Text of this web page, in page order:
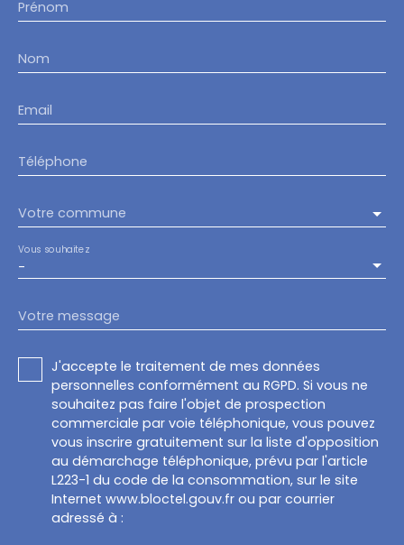
Prénom
Nom
Email
Téléphone
Votre commune
-
Vous souhaitez
Votre message
J'accepte le traitement de mes données
personnelles conformément au RGPD. Si vous ne
souhaitez pas faire l'objet de prospection
commerciale par voie téléphonique, vous pouvez
vous inscrire gratuitement sur la liste d'opposition
au démarchage téléphonique, prévu par l'article
L223-1 du code de la consommation, sur le site
Internet www.bloctel.gouv.fr ou par courrier
adressé à :